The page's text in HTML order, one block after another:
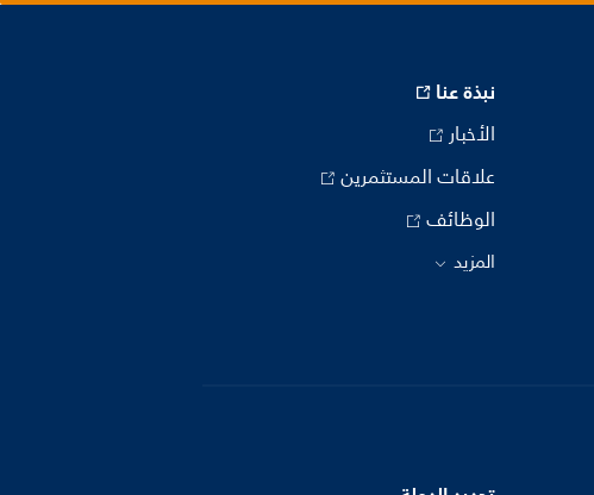
نبذة عنا
الأخبار
علاقات المستثمرين
الوظائف
المزيد